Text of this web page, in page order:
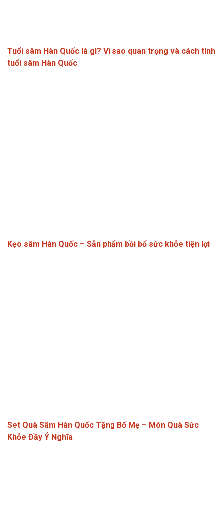
Tuổi sâm Hàn Quốc là gì? Vì sao quan trọng và cách tính
tuổi sâm Hàn Quốc
Kẹo sâm Hàn Quốc – Sản phẩm bồi bổ sức khỏe tiện lợi
Set Quà Sâm Hàn Quốc Tặng Bố Mẹ – Món Quà Sức
Khỏe Đầy Ý Nghĩa